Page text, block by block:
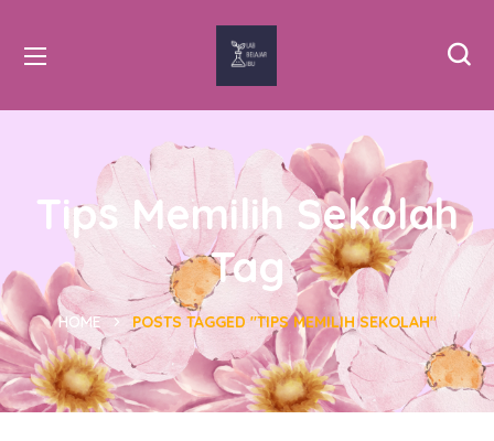
Tips Memilih Sekolah
Tag
HOME POSTS TAGGED "TIPS MEMILIH SEKOLAH"